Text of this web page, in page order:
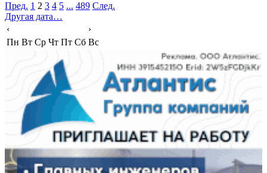
Пред. 1 2 3 4 5 ... 489 След.
Другая дата…
‹
›
Пн Вт Ср Чт Пт Сб Вс